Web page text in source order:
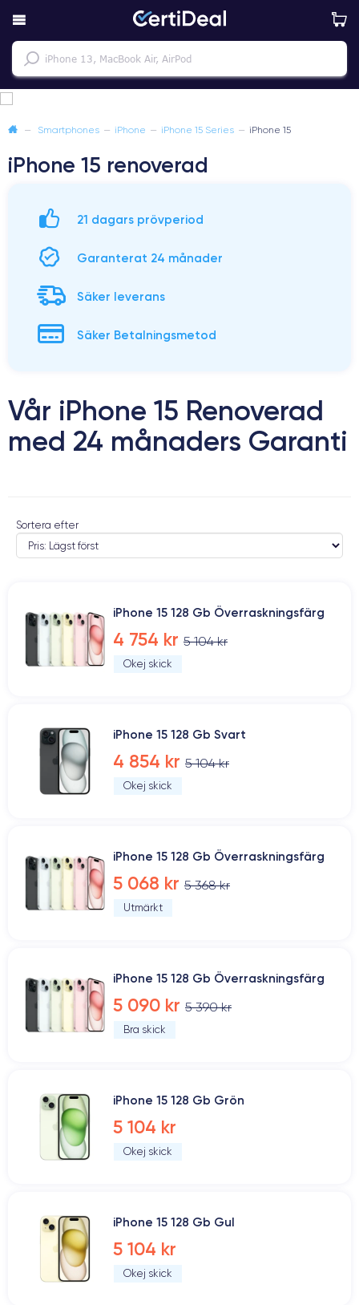
— Smartphones — iPhone — iPhone 15 Series — iPhone 15
iPhone 15 renoverad
21 dagars prövperiod
Garanterat 24 månader
Säker leverans
Säker Betalningsmetod
Vår iPhone 15 Renoverad
med 24 månaders Garanti
Sortera efter
iPhone 15 128 Gb Överraskningsfärg
4 754 kr 5 104 kr
Okej skick
iPhone 15 128 Gb Svart
4 854 kr 5 104 kr
Okej skick
iPhone 15 128 Gb Överraskningsfärg
5 068 kr 5 368 kr
Utmärkt
iPhone 15 128 Gb Överraskningsfärg
5 090 kr 5 390 kr
Bra skick
iPhone 15 128 Gb Grön
5 104 kr
Okej skick
iPhone 15 128 Gb Gul
5 104 kr
Okej skick